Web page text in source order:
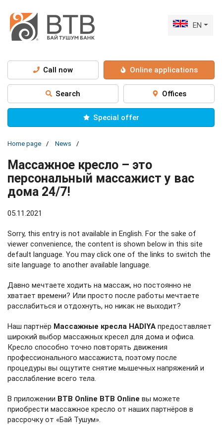
EN
Call now Online applications
Search Offices
Special offer
Home page News
Массажное кресло – это
персональный массажист у вас
дома 24/7!⁣⁣⠀
05.11.2021
Sorry, this entry is not available in English. For the sake of
viewer convenience, the content is shown below in this site
default language. You may click one of the links to switch the
site language to another available language.
Давно мечтаете ходить на массаж, но постоянно не
хватает времени? Или просто после работы мечтаете
расслабиться и отдохнуть, но никак не выходит?⁣⁣⠀⁣⁣⠀
Наш партнёр Массажные кресла HADIYA предоставляет
широкий выбор массажных кресел для дома и офиса.
Кресло способно точно повторять движения
профессионального массажиста, поэтому после
процедуры вы ощутите снятие мышечных напряжений и
расслабление всего тела.⁣⁣⠀
В приложении BTB Online BTB Online вы можете
приобрести массажное кресло от наших партнёров в
рассрочку от «Бай Тушум».⁣⁣⠀⠀